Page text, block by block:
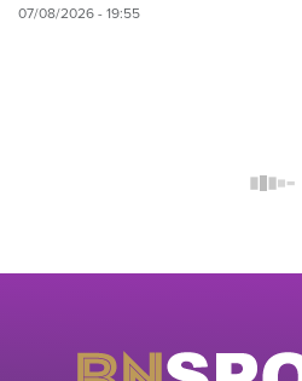
07/08/2026 - 19:55